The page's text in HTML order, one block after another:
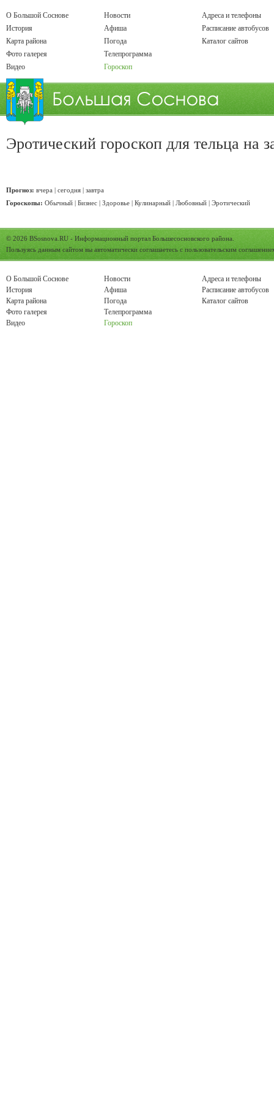
О Большой Соснове
История
Карта района
Фото галерея
Видео
Новости
Афиша
Погода
Телепрограмма
Гороскоп
Адреса и телефоны
Расписание автобусов
Каталог сайтов
Эротический гороскоп для тельца на
Прогноз: вчера | сегодня | завтра
Гороскопы: Обычный | Бизнес | Здоровье | Кулинарный | Любовный | Эротический
© 2026 BSosnova.RU - Информационный портал Большесосновского района.
Пользуясь данным сайтом вы автоматически соглашаетесь с пользовательским
О Большой Соснове
История
Карта района
Фото галерея
Видео
Новости
Афиша
Погода
Телепрограмма
Гороскоп
Адреса и телефоны
Расписание автобусов
Каталог сайтов